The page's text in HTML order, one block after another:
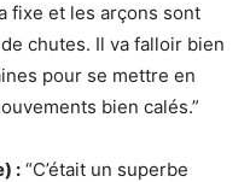
fixe et les arçons sont
chutes. Il va falloir bien
pour se mettre en
bien calés.”
: “C’était un superbe